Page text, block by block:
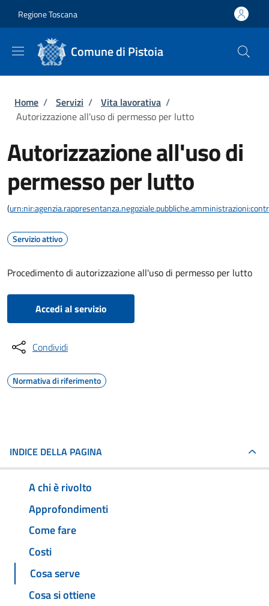
Regione Toscana
Comune di Pistoia
Briciole di pane
Home / Servizi / Vita lavorativa /
Autorizzazione all'uso di permesso per lutto
Autorizzazione all'uso di
permesso per lutto
(
Servizio attivo
Procedimento di autorizzazione all'uso di permesso per lutto
Accedi al servizio
Condividi
Normativa di riferimento
INDICE DELLA PAGINA
A chi è rivolto
Approfondimenti
Come fare
Costi
Cosa serve
Cosa si ottiene